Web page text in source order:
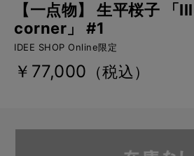
【一点物】 生平桜子
corner」 #1
IDEE SHOP Online限定
￥77,000 （税込）